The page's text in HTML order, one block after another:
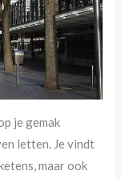
je gemak
letten. Je vindt
maar ook